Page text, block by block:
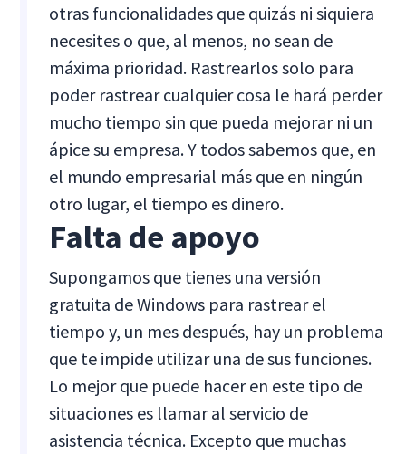
otras funcionalidades que quizás ni siquiera
necesites o que, al menos, no sean de
máxima prioridad. Rastrearlos solo para
poder rastrear cualquier cosa le hará perder
mucho tiempo sin que pueda mejorar ni un
ápice su empresa. Y todos sabemos que, en
el mundo empresarial más que en ningún
otro lugar, el tiempo es dinero.
Falta de apoyo
Supongamos que tienes una versión
gratuita de Windows para rastrear el
tiempo y, un mes después, hay un problema
que te impide utilizar una de sus funciones.
Lo mejor que puede hacer en este tipo de
situaciones es llamar al servicio de
asistencia técnica. Excepto que muchas